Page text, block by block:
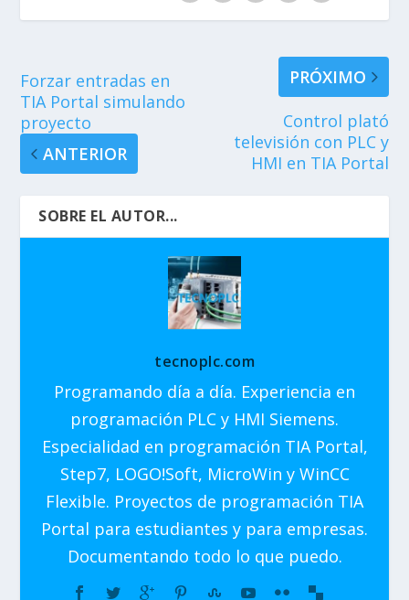
Forzar entradas en
TIA Portal simulando
proyecto
ANTERIOR
PRÓXIMO
Control plató
televisión con PLC y
HMI en TIA Portal
SOBRE EL AUTOR...
tecnoplc.com
Programando día a día. Experiencia en
programación PLC y HMI Siemens.
Especialidad en programación TIA Portal,
Step7, LOGO!Soft, MicroWin y WinCC
Flexible. Proyectos de programación TIA
Portal para estudiantes y para empresas.
Documentando todo lo que puedo.